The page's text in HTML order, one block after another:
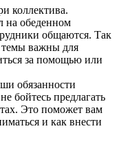
коллектива.
на обеденном
общаются. Так
темы важны для
за помощью или
обязанности
бойтесь предлагать
Это поможет вам
и как внести